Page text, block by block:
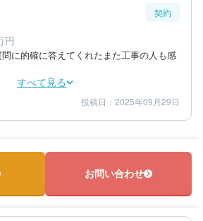
契約
円
に的確に答えてくれたまた工事の人も感
すべて見る
金額感 4
5
投稿日：2025年09月29日
お問い合わせ